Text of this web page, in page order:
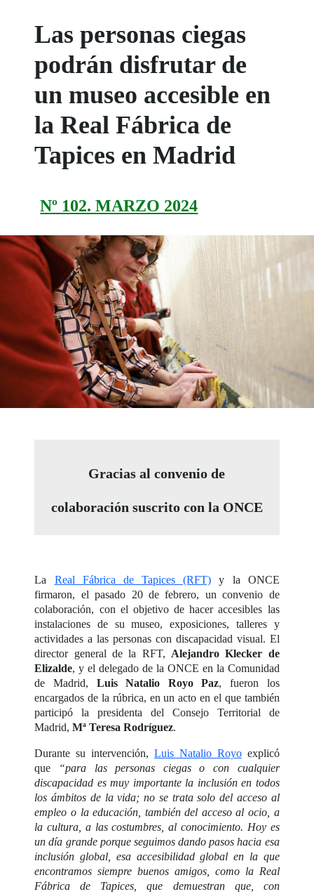
Las personas ciegas
podrán disfrutar de
un museo accesible en
la Real Fábrica de
Tapices en Madrid
Nº 102. MARZO 2024
Gracias al convenio de
colaboración suscrito con la ONCE
La Real Fábrica de Tapices (RFT) y la ONCE
firmaron, el pasado 20 de febrero, un convenio de
colaboración, con el objetivo de hacer accesibles las
instalaciones de su museo, exposiciones, talleres y
actividades a las personas con discapacidad visual. El
director general de la RFT, Alejandro Klecker de
Elizalde, y el delegado de la ONCE en la Comunidad
de Madrid, Luis Natalio Royo Paz, fueron los
encargados de la rúbrica, en un acto en el que también
participó la presidenta del Consejo Territorial de
Madrid,Mª Teresa Rodríguez.
Durante su intervención, Luis Natalio Royoexplicó
que
“para las personas ciegas o con cualquier
discapacidad es muy importante la inclusión en todos
los ámbitos de la vida; no se trata solo del acceso al
empleo o la educación, también del acceso al ocio, a
la cultura, a las costumbres, al conocimiento. Hoy es
un día grande porque seguimos dando pasos hacia esa
inclusión global, esa accesibilidad global en la que
encontramos siempre buenos amigos, como la Real
Fábrica de Tapices, que demuestran que, con